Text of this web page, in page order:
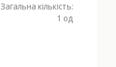
Загальна кількість:
1 од